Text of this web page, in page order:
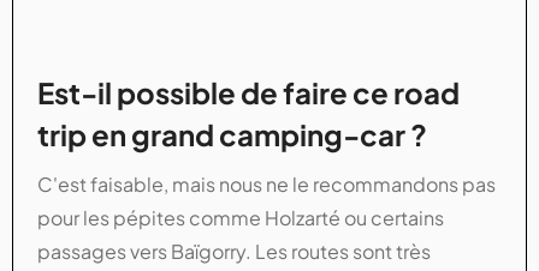
Est-il possible de faire ce road
trip en grand camping-car ?
C'est faisable, mais nous ne le recommandons pas
pour les pépites comme Holzarté ou certains
passages vers Baïgorry. Les routes sont très